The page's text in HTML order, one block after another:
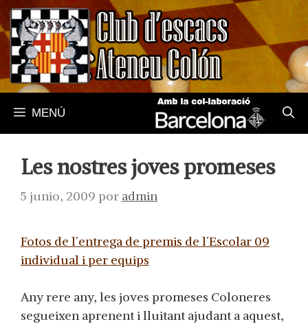
Saltar
al
contenido
MENÚ
Les nostres joves promeses
5 junio, 2009 por admin
Fotos de l´entrega de premis de l´Escolar 09
individual i per equips
Any rere any, les joves promeses Coloneres
segueixen aprenent i lluitant ajudant a aquest,